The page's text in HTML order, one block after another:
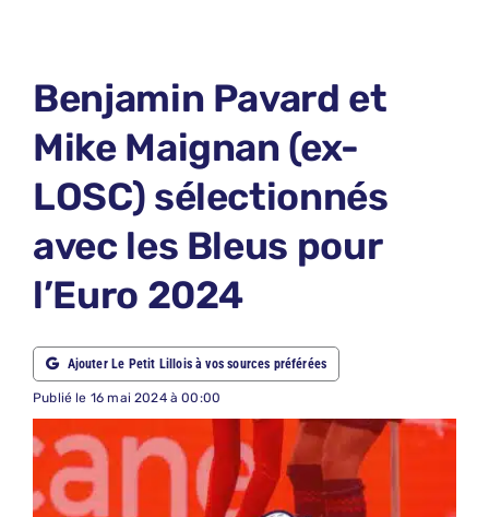
ABONNEMENTS
NOUS CONTACTER
NOUS SUIVRE
Rechercher:
Benjamin Pavard et
Mike Maignan (ex-
LOSC) sélectionnés
avec les Bleus pour
l’Euro 2024
Ajouter Le Petit Lillois à vos sources préférées
Publié le 16 mai 2024 à 00:00